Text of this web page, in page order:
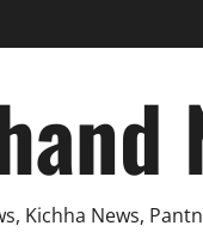
Kichha News,